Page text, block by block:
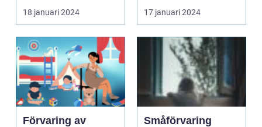
hålla barnrummen
rena och för ...
18 januari 2024
maximera utrymm...
17 januari 2024
Förvaring av
Småförvaring